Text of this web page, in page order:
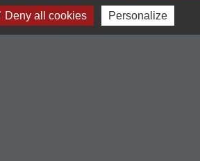
Deny all cookies Personalize